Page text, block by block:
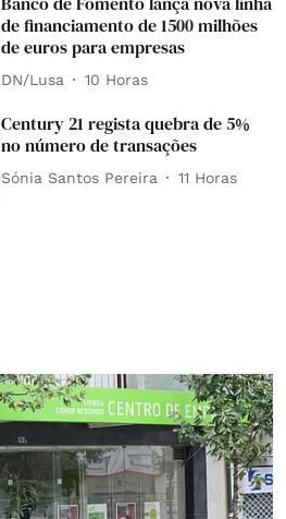
de financiamento de 1500 milhões
de euros para empresas
DN/Lusa 10 Horas
Century 21 regista quebra de 5%
no número de transações
Sónia Santos Pereira 11 Horas